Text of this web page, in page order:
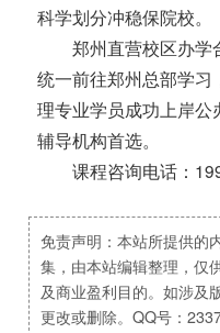
科学划分冲稳保院校。
郑州直营校区办学
统一前往郑州总部学
理专业学员成功上岸
辅导机构首选。
课程咨询电话：
免责声明：本站所提供的
集，由本站编辑整理，仅
及商业盈利目的。如涉及
更改或删除。QQ号：